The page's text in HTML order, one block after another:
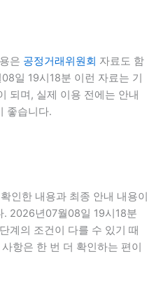
은 공정거래위원회 자료도 함
일 19시18분 이런 자료는 기
되며, 실제 이용 전에는 안내
좋습니다.
인한 내용과 최종 안내 내용이
. 2026년07월08일 19시18분
계의 조건이 다를 수 있기 때
항은 한 번 더 확인하는 편이